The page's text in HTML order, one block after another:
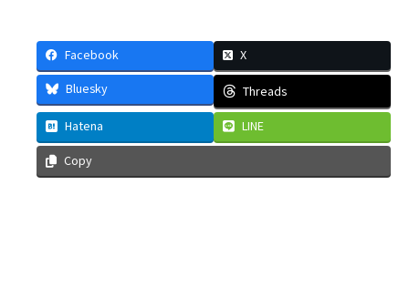
Facebook
X
Bluesky
Threads
Hatena
LINE
Copy